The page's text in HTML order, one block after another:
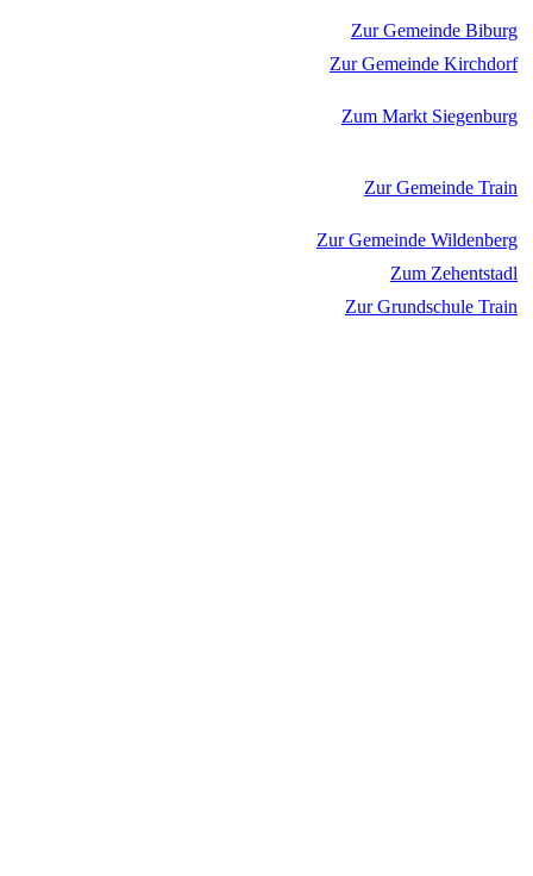
Zur Gemeinde Biburg
Zur Gemeinde Kirchdorf
Zum Markt Siegenburg
Zur Gemeinde Train
Zur Gemeinde Wildenberg
Zum Zehentstadl
Zur Grundschule Train